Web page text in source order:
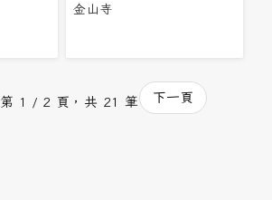
金山寺
第 1 / 2 頁，共 21 筆 下一頁